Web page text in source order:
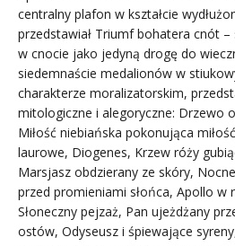
centralny plafon w kształcie
przedstawiał Triumf bohatera cnót
w cnocie jako jedyną drogę do
siedemnaście medalionów w
charakterze moralizatorskim,
mitologiczne i alegoryczne: Drzewo
Miłość niebiańska pokonująca
laurowe, Diogenes, Krzew róży
Marsjasz obdzierany ze skóry,
przed promieniami słońca, Apollo w
Słoneczny pejzaż, Pan ujeżdżany
ostów, Odyseusz i śpiewające